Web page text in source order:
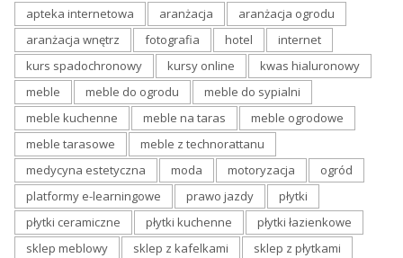
apteka internetowa aranżacja
aranżacja ogrodu
aranżacja wnętrz
fotografia hotel
internet
kurs spadochronowy
kursy online
kwas hialuronowy
meble
meble do ogrodu
meble do sypialni
meble kuchenne
meble na taras
meble ogrodowe
meble tarasowe
meble z technorattanu
medycyna estetyczna
moda motoryzacja
ogród
platformy e-learningowe
prawo jazdy
płytki
płytki ceramiczne
płytki kuchenne
płytki łazienkowe
sklep meblowy
sklep z kafelkami
sklep z płytkami